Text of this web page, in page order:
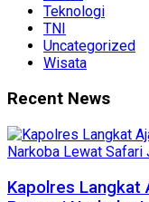
Teknologi
TNI
Uncategorized
Wisata
Recent News
Kapolres Langkat